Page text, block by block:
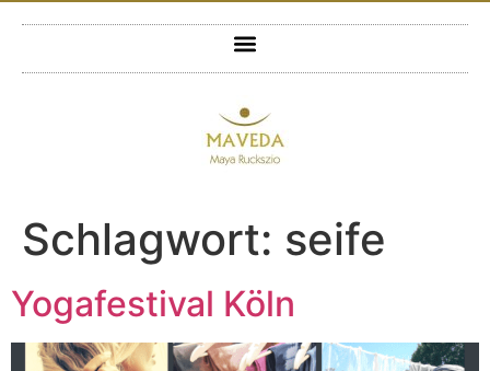
Schlagwort: seife
Yogafestival Köln